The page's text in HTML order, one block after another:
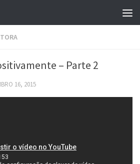
– Parte 2
16, 2015